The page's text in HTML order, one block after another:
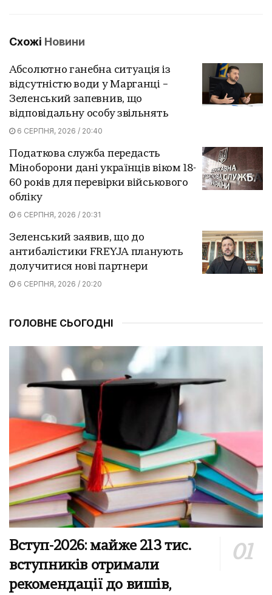
Схожі Новини
Абсолютно ганебна ситуація із
відсутністю води у Марганці –
Зеленський запевнив, що
відповідальну особу звільнять
6 СЕРПНЯ, 2026 / 20:40
Податкова служба передасть
Міноборони дані українців віком 18-
60 років для перевірки військового
обліку
6 СЕРПНЯ, 2026 / 20:31
Зеленський заявив, що до
антибалістики FREYJA планують
долучитися нові партнери
6 СЕРПНЯ, 2026 / 20:20
ГОЛОВНЕ СЬОГОДНІ
Вступ-2026: майже 213 тис.
вступників отримали
рекомендації до вишів,